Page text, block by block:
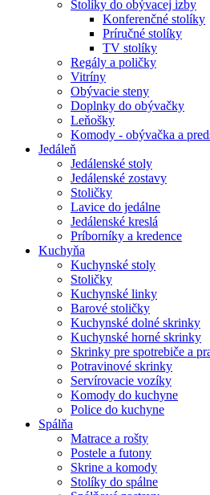
Stolíky do obývacej izby
Konferenčné stolíky
Príručné stolíky
TV stolíky
Regály a poličky
Vitríny
Obývacie steny
Doplnky do obývačky
Leňošky
Komody - obývačka a
Jedáleň
Jedálenské stoly
Jedálenské zostavy
Stoličky
Lavice do jedálne
Jedálenské kreslá
Príborníky a kredence
Kuchyňa
Kuchynské stoly
Stoličky
Kuchynské linky
Barové stoličky
Kuchynské dolné skrinky
Kuchynské horné skrinky
Skrinky pre spotrebiče a
Potravinové skrinky
Servírovacie vozíky
Komody do kuchyne
Police do kuchyne
Spálňa
Matrace a rošty
Postele a futony
Skrine a komody
Stolíky do spálne